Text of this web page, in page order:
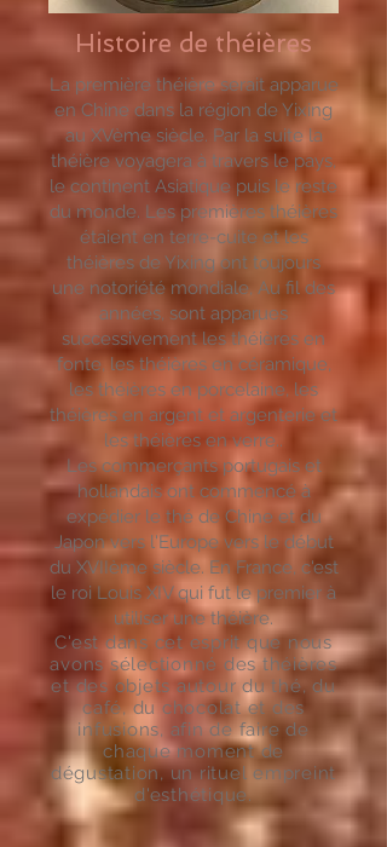
Histoire de théières
La première théière serait apparue
en Chine dans la région de Yixing
au XVème siècle. Par la suite la
théière voyagera à travers le pays,
le continent Asiatique puis le reste
du monde. Les premières théières
étaient en terre-cuite et les
théières de Yixing ont toujours
une notoriété mondiale, Au fil des
années, sont apparues
successivement lesthéières en
fonte,les théières en céramique,
les théières en porcelaine, les
théières en argent et argenterie et
les théières en verre..
Les commerçants portugais et
hollandais ont commencé à
expédier le thé de Chine et du
Japon vers l'Europe vers le début
du XVIIème siècle. En France, c'est
le roi Louis XIV qui fut le premier à
utiliser une théière.
C'est dans cet esprit que nous
avons sélectionné des théières
et des objets autour du thé, du
café, du chocolat et des
infusions, afin de faire de
chaque moment de
dégustation, un rituel empreint
d'esthétique.